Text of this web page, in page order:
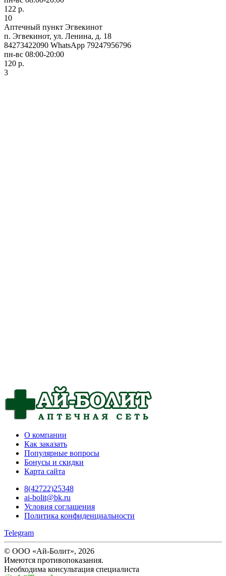
122 р.
10
Аптечный пункт Эгвекинот
п. Эгвекинот, ул. Ленина, д. 18
84273422090 WhatsApp 79247956796
пн-вс 08:00-20:00
120 р.
3
О компании
Как заказать
Популярные вопросы
Бонусы и скидки
Карта сайта
8(42722)25348
ai-bolit@bk.ru
Условия соглашения
Политика конфиденциальности
Telegram
© ООО «Ай-Болит», 2026
Имеются противопоказания.
Необходима консультация специалиста